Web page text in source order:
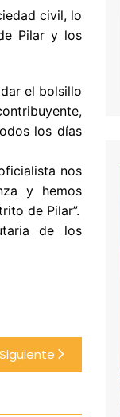
civil, lo
Pilar y los
el bolsillo
los días
nos
y hemos
de Pilar”.
de los
Siguiente